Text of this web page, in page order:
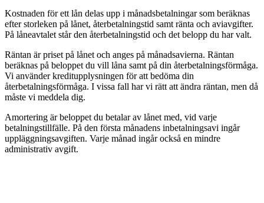
Kostnaden för ett lån delas upp i månadsbetalningar som beräknas
efter storleken på lånet, återbetalningstid samt ränta och aviavgifter.
På låneavtalet står den återbetalningstid och det belopp du har valt.
Räntan är priset på lånet och anges på månadsavierna. Räntan
beräknas på beloppet du vill låna samt på din återbetalningsförmåga.
Vi använder kreditupplysningen för att bedöma din
återbetalningsförmåga. I vissa fall har vi rätt att ändra räntan, men då
måste vi meddela dig.
Amortering är beloppet du betalar av lånet med, vid varje
betalningstillfälle. På den första månadens inbetalningsavi ingår
uppläggningsavgiften. Varje månad ingår också en mindre
administrativ avgift.